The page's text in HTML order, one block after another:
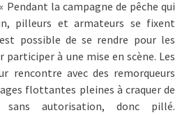
Pendant la campagne de pêche qui
pilleurs et armateurs se fixent
possible de se rendre pour les
participer à une mise en scène. Les
rencontre avec des remorqueurs
flottantes pleines à craquer de
autorisation, donc pillé.